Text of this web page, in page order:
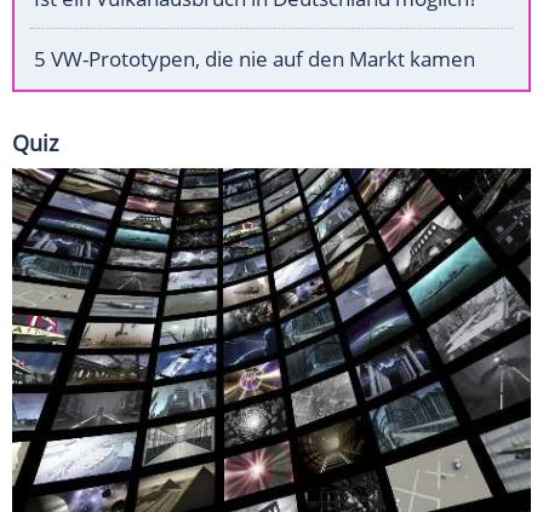
5 VW-Prototypen, die nie auf den Markt kamen
Quiz